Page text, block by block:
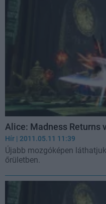
Alice: Madness Returns
Hír | 2011.05.11 11:39
Újabb mozgóképen
őrületben.